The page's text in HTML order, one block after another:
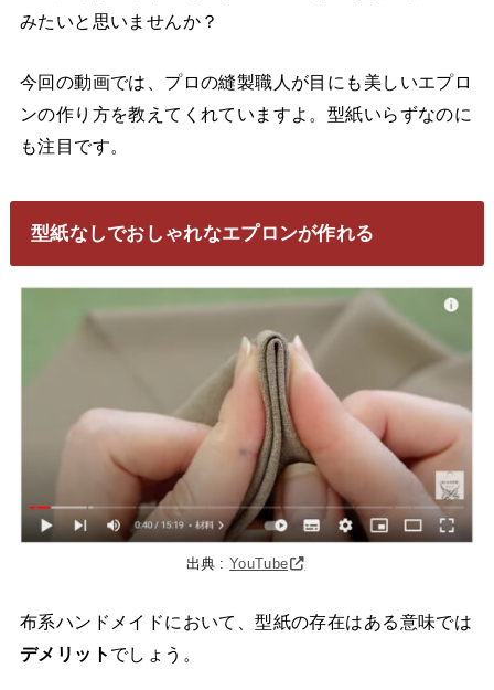
みたいと思いませんか？
今回の動画では、プロの縫製職人が目にも美しいエプロ
ンの作り方を教えてくれていますよ。型紙いらずなのに
も注目です。
型紙なしでおしゃれなエプロンが作れる
出典 :YouTube
布系ハンドメイドにおいて、型紙の存在はある意味では
デメリット でしょう。